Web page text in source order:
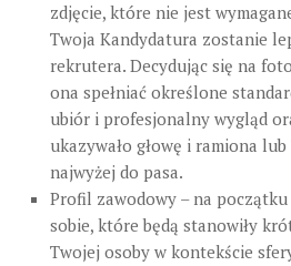
zdjęcie, które nie jest
Twoja Kandydatura zostanie
rekrutera. Decydując się na
ona spełniać określone
ubiór i profesjonalny wygląd
ukazywało głowę i ramiona
najwyżej do pasa.
Profil zawodowy – na początku
sobie, które będą stanowiły
Twojej osoby w kontekście